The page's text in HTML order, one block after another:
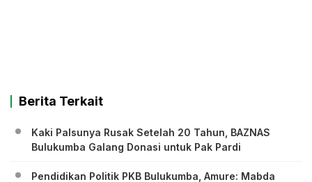
Berita Terkait
Kaki Palsunya Rusak Setelah 20 Tahun, BAZNAS
Bulukumba Galang Donasi untuk Pak Pardi
Pendidikan Politik PKB Bulukumba, Amure: Mabda